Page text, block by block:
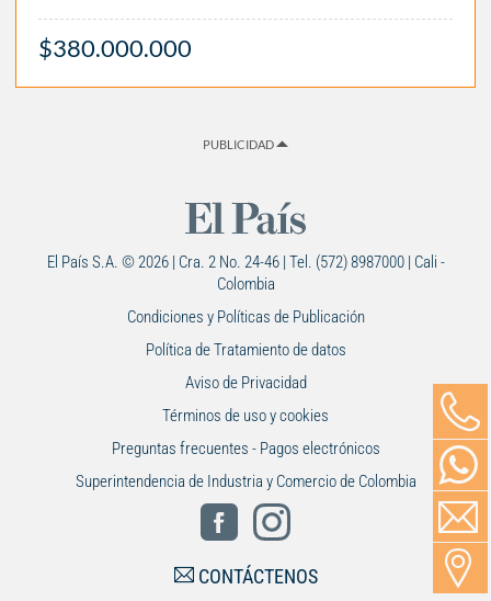
$380.000.000
PUBLICIDAD
El País S.A. © 2026 | Cra. 2 No. 24-46 | Tel. (572) 8987000 | Cali -
Colombia
Condiciones y Políticas de Publicación
Política de Tratamiento de datos
Aviso de Privacidad
Términos de uso y cookies
Preguntas frecuentes - Pagos electrónicos
Superintendencia de Industria y Comercio de Colombia
CONTÁCTENOS